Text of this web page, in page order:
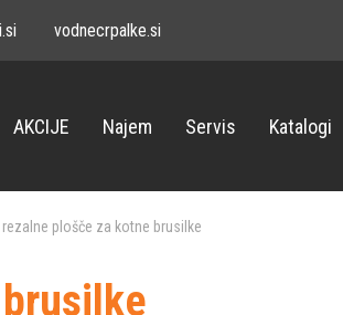
vodnecrpalke.si
AKCIJE Najem Servis Katalogi
rezalne plošče za kotne brusilke